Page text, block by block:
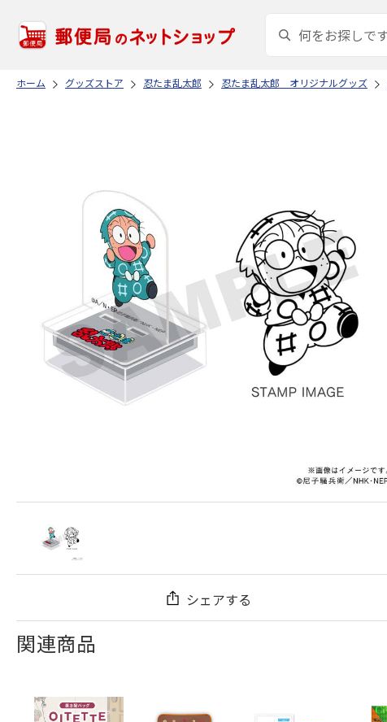
ホーム グッズストア 忍たま乱太郎 忍たま乱太郎 オリジナルグッズ
シェアする
関連商品